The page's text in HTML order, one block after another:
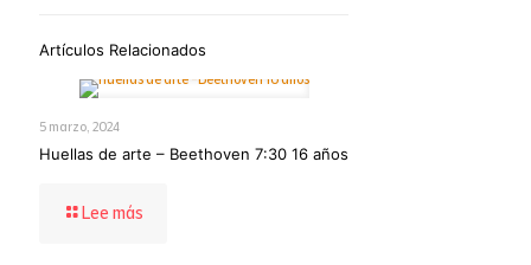
Artículos Relacionados
5 marzo, 2024
Huellas de arte – Beethoven 7:30 16 años
Lee más